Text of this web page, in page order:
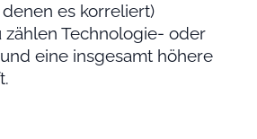
es korreliert)
zählen Technologie- oder
eine insgesamt höhere